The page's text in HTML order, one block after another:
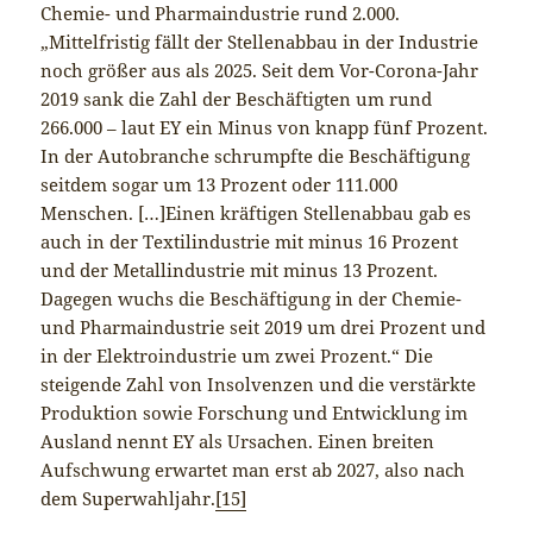
Chemie- und Pharmaindustrie rund 2.000.
„Mittelfristig fällt der Stellenabbau in der Industrie
noch größer aus als 2025. Seit dem Vor-Corona-Jahr
2019 sank die Zahl der Beschäftigten um rund
266.000 – laut EY ein Minus von knapp fünf Prozent.
In der Autobranche schrumpfte die Beschäftigung
seitdem sogar um 13 Prozent oder 111.000
Menschen. […]Einen kräftigen Stellenabbau gab es
auch in der Textilindustrie mit minus 16 Prozent
und der Metallindustrie mit minus 13 Prozent.
Dagegen wuchs die Beschäftigung in der Chemie-
und Pharmaindustrie seit 2019 um drei Prozent und
in der Elektroindustrie um zwei Prozent.“ Die
steigende Zahl von Insolvenzen und die verstärkte
Produktion sowie Forschung und Entwicklung im
Ausland nennt EY als Ursachen. Einen breiten
Aufschwung erwartet man erst ab 2027, also nach
dem Superwahljahr.[15]